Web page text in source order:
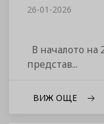
26-01-2026
В началото на
представ...
ВИЖ ОЩЕ